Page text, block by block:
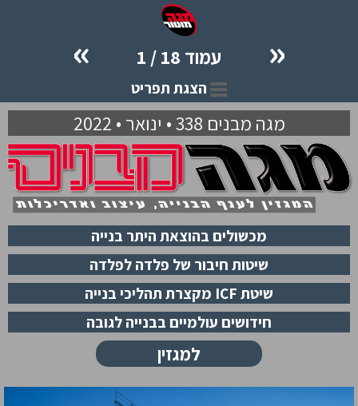
« עמוד 18 / 1 »
הצגת תפריט
מגה מבנים 338 • ינואר • 2022
מכשולים בהוצאת היתר בנייה
שיטות חיבור של פלדה לפלדה
שיטת ICF מקצרת תהליכי בנייה
חידושים עולמיים בבנייה לגובה
למגזין